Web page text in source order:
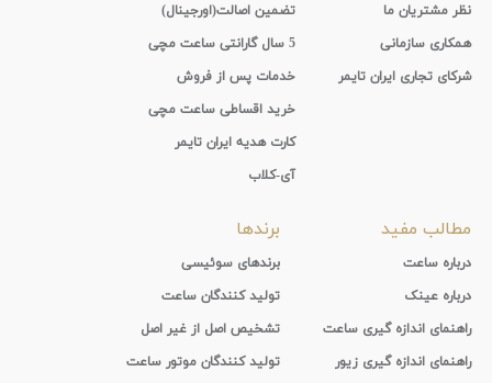
نظر مشتریان ما
همکاری سازمانی
شرکای تجاری ایران تایمر
تضمین اصالت(اورجینال)
5 سال گارانتی ساعت مچی
خدمات پس از فروش
خرید اقساطی ساعت مچی
کارت هدیه ایران تایمر
آی-کلاب
مطالب مفید
درباره ساعت
درباره عینک
راهنمای اندازه گیری ساعت
راهنمای اندازه گیری زیور
برندها
برندهای سوئیسی
تولید کنندگان ساعت
تشخیص اصل از غیر اصل
تولید کنندگان موتور ساعت